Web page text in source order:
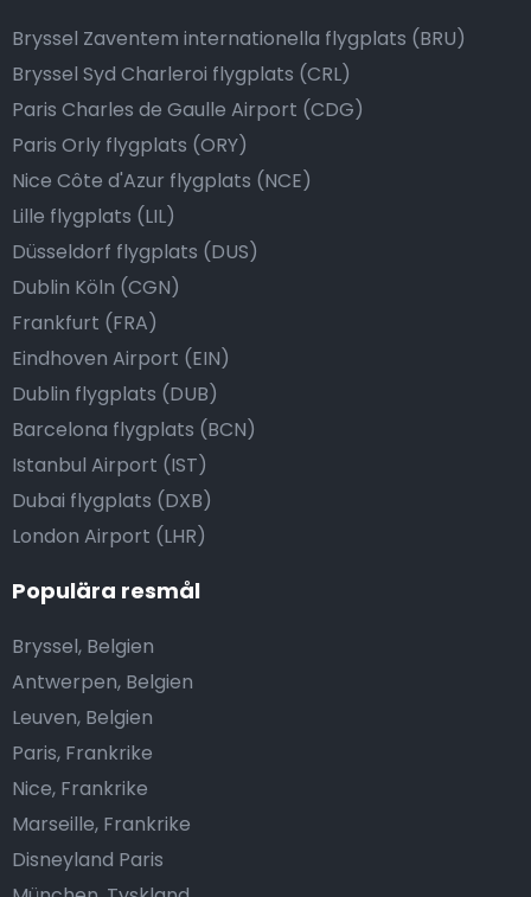
Bryssel Zaventem internationella flygplats (BRU)
Bryssel Syd Charleroi flygplats (CRL)
Paris Charles de Gaulle Airport (CDG)
Paris Orly flygplats (ORY)
Nice Côte d'Azur flygplats (NCE)
Lille flygplats (LIL)
Düsseldorf flygplats (DUS)
Dublin Köln (CGN)
Frankfurt (FRA)
Eindhoven Airport (EIN)
Dublin flygplats (DUB)
Barcelona flygplats (BCN)
Istanbul Airport (IST)
Dubai flygplats (DXB)
London Airport (LHR)
Populära resmål
Bryssel, Belgien
Antwerpen, Belgien
Leuven, Belgien
Paris, Frankrike
Nice, Frankrike
Marseille, Frankrike
Disneyland Paris